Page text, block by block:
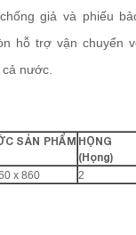
giả và phiếu
hỗ trợ vận chuyển
nước.
SẢN PHẨM HỌNG
(Họng)
x 860 2